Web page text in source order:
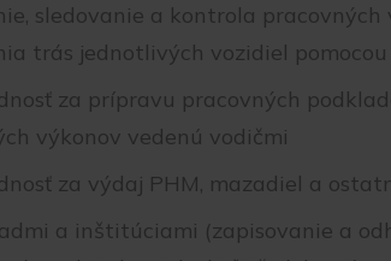
sledovanie a kontrola
trás jednotlivých vozidiel pomocou
za prípravu pracovných
výkonov vedenú vodičmi
za výdaj PHM, mazadiel a
a inštitúciami (zapisovanie a